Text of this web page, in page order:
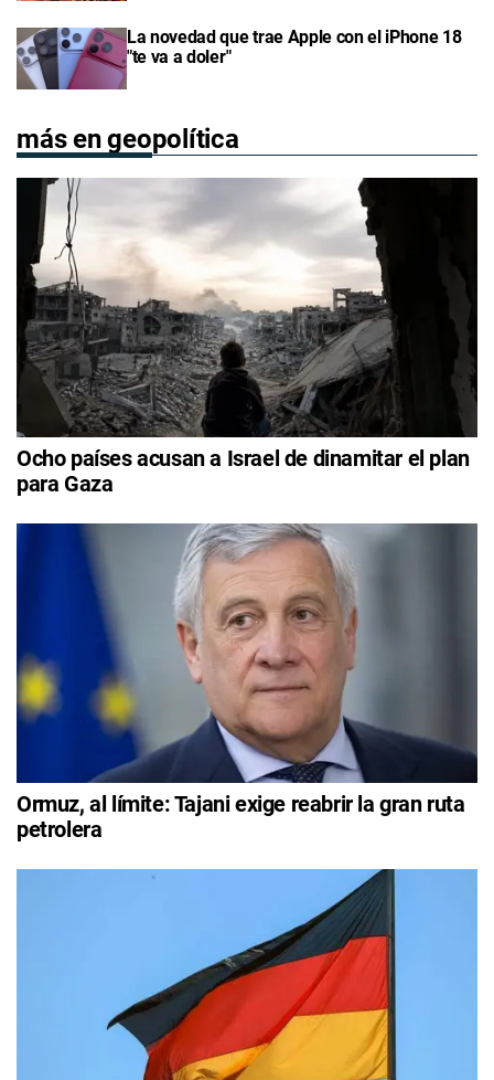
La novedad que trae Apple con el iPhone 18
"te va a doler"
más en geopolítica
Ocho países acusan a Israel de dinamitar el plan
para Gaza
Ormuz, al límite: Tajani exige reabrir la gran ruta
petrolera